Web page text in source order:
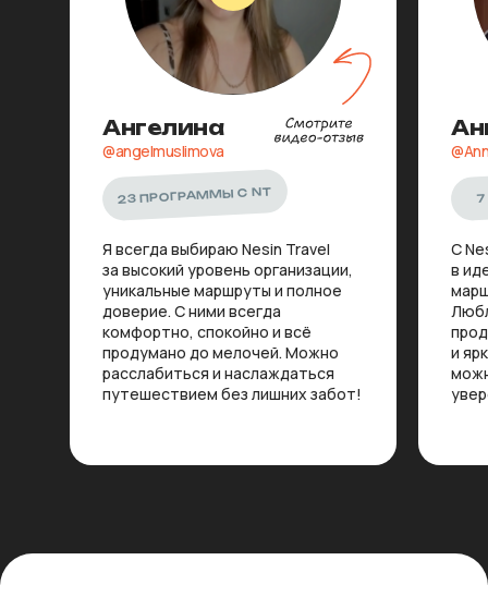
Я всегда выбираю Nesin Travel
за высокий уровень организации,
уникальные маршруты и полное
доверие. С ними всегда
комфортно, спокойно и всё
продумано до мелочей. Можно
расслабиться и наслаждаться
путешествием без лишних забот!
Ангелина
@angelmuslimova
23 ПРОГРАММЫ С NT
С
в
и